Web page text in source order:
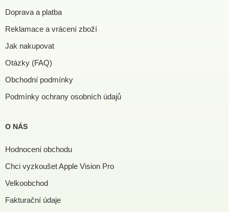
Doprava a platba
Reklamace a vrácení zboží
Jak nakupovat
Otázky (FAQ)
Obchodní podmínky
Podmínky ochrany osobních údajů
O NÁS
Hodnocení obchodu
Chci vyzkoušet Apple Vision Pro
Velkoobchod
Fakturační údaje